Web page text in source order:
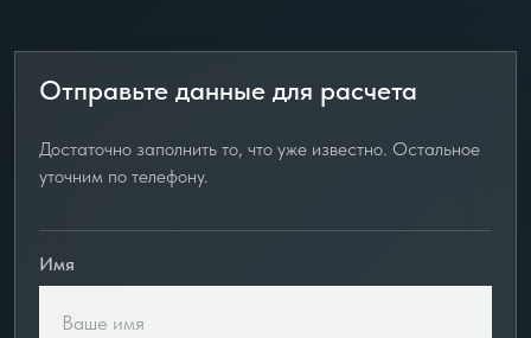
Отправьте данные для расчета
Достаточно заполнить то, что уже известно. Остальное
уточним по телефону.
Имя